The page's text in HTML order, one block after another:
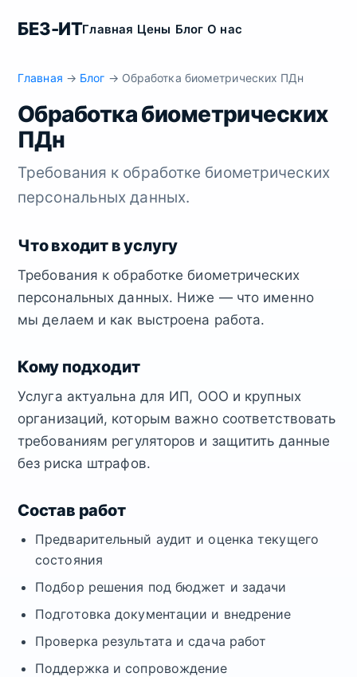
БЕЗ-ИТГлавная Цены Блог О нас
Главная → Блог → Обработка биометрических ПДн
Обработка биометрических
ПДн
Требования к обработке биометрических
персональных данных.
Что входит в услугу
Требования к обработке биометрических
персональных данных. Ниже — что именно
мы делаем и как выстроена работа.
Кому подходит
Услуга актуальна для ИП, ООО и крупных
организаций, которым важно соответствовать
требованиям регуляторов и защитить данные
без риска штрафов.
Состав работ
Предварительный аудит и оценка текущего
состояния
Подбор решения под бюджет и задачи
Подготовка документации и внедрение
Проверка результата и сдача работ
Поддержка и сопровождение